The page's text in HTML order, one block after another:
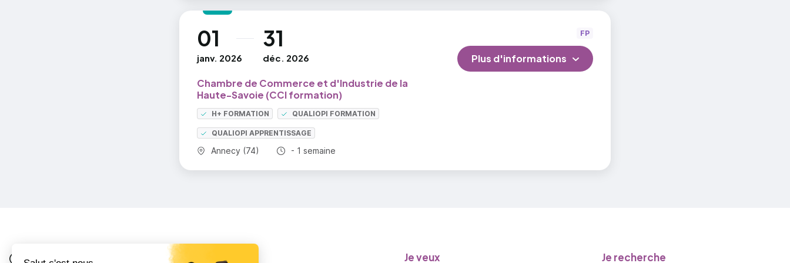
d'autonomie financière, de capacité de remboursement et de rotation du
cycle d'exploitation (qualité de la gestion)
=> En savoir plus
01
janv. 2026
au 31
déc. 2026
Chambre de Commerce et d'Industrie de la
Haute-Savoie (CCI formation)
H+ FORMATION QUALIOPI FORMATION
QUALIOPI APPRENTISSAGE
Commune :
Annecy (74) Durée totale :
- 1 semaine
FP
Plus d'informations
Je suis Je veux Je recherche